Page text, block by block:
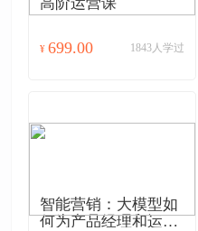
高阶运营课
¥ 699.00 1843人学过
智能营销：大模型如
何为产品经理和运营